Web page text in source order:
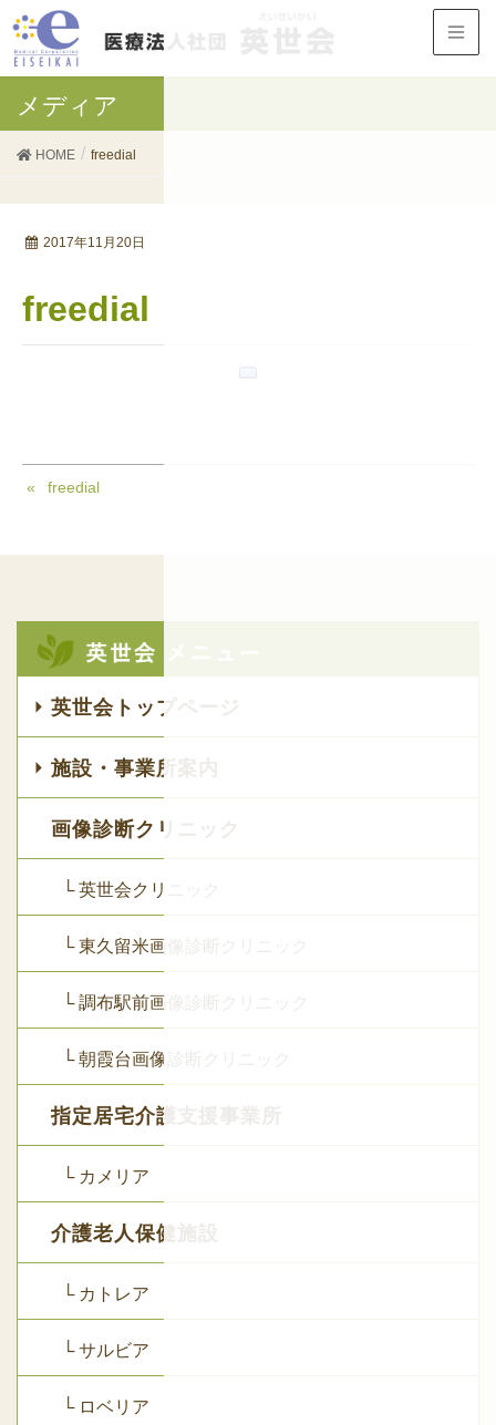
メディア
HOME freedial
2017年11月20日
freedial
freedial
英世会トップページ
施設・事業所案内
画像診断クリニック
└ 英世会クリニック
└ 東久留米画像診断クリニック
└ 調布駅前画像診断クリニック
└ 朝霞台画像診断クリニック
指定居宅介護支援事業所
└ カメリア
介護老人保健施設
└ カトレア
└ サルビア
└ ロベリア